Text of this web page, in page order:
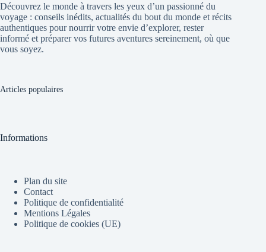
Découvrez le monde à travers les yeux d’un passionné du
voyage : conseils inédits, actualités du bout du monde et récits
authentiques pour nourrir votre envie d’explorer, rester
informé et préparer vos futures aventures sereinement, où que
vous soyez.
Articles populaires
Informations
Plan du site
Contact
Politique de confidentialité
Mentions Légales
Politique de cookies (UE)